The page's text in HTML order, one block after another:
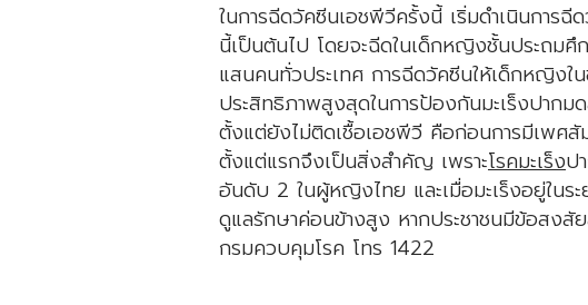
ในการฉีดวัคซีนเอชพีวีครั้งนี้ เริ่มดำเนินการ
นี้เป็นต้นไป โดยจะฉีดในเด็กหญิงชั้นประถม
แสนคนทั่วประเทศ การฉีดวัคซีนให้เด็กหญิงใ
ประสิทธิภาพสูงสุดในการป้องกันมะเร็งปาก
ตั้งแต่ยังไม่ติดเชื้อเอชพีวี คือก่อนการมีเพศ
ตั้งแต่แรกจึงเป็นสิ่งสำคัญ เพราะโรคมะเร็งป
อันดับ 2 ในผู้หญิงไทย และเมื่อมะเร็งอยู่ในระ
ดูแลรักษาค่อนข้างสูง หากประชาชนมีข้อสงสั
กรมควบคุมโรค โทร 1422